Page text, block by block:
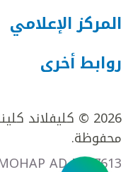
المركز الإعلامي
روابط أخرى
2026 ©
محفوظة.
AD FR27613